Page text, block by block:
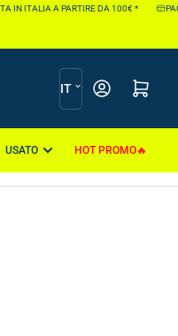
IN ITALIA A PARTIRE DA 100€ *
L
i
n
u
IT Apri il mini
USATO HOT PROMO